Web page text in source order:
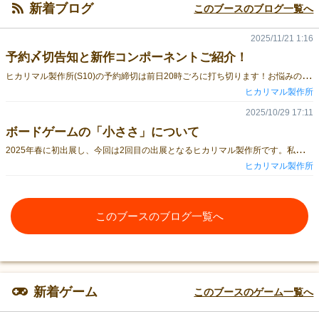
新着ブログ このブースのブログ一覧へ
予約〆切告知と新作コンポーネントご紹介！
ヒ
カリマル製作所(S10)の予約締切は前日20時ごろに打ち切ります！お悩みの方はお早めにご予約ください！https://docs.google.com/forms/d/e/1FAIpQLSciSoRV0vzAi-TCZ0NiGk3dxefQSllrzpOwK91iv_2_MQAqQQ/viewformまた、新作クロスギャラリーのコンポーネントを公開します！ゲーム等の詳細はゲームのページやXをご確認ください！この量が入って2000円、小箱！かなりお得な内容になっています！今回は前回即完売のアートコレクター、クロスギャラリーに加えて本格的な展示のようなガチのパンフレット、ポストカード、チケットが入った謎解きも出します！ぜひ当日足を運んでいただけると嬉しいです！
2025/11/21 1:16
ヒカリマル製作所
ボードゲームの「小ささ」について
2
025年春に初出展し、今回は2回目の出展となるヒカリマル製作所です。私たちは「小さく、美しいゲームを。」を掲げて制作しています。小さいとは——物理的にサイズが小さいこと、内容に無駄がないこと、ルールがコンパクトで分かりやすいこと。美しいとは——箱やコンポーネントの見た目が整っていること、ルールとコンセプトが矛盾なく響き合うこと、思考が勝利へ論理的に接続すること。ヒカリマル製作所では、そう定義しています。この考え方は、尊敬するゲーム作家・スパ帝国さん（『ナショナルエコノミー』の西村裕さん）の「小さく完璧なゲーム」という理念から大きな影響を受けました。実作としての2タイトル——『アートコレクター』と『クロスギャラリー』——はいずれもこのコンセプトに沿って設計されています。どちらもポーカーサイズの小箱で、ポケットに収まり、箱内に無駄な空間はありません。ビジュアルはパブリックドメインの絵画を主役に据え、作品の美をできる限り損なわないよう、余計な装飾やノイズを排したデザインにしています。箱の大きさは販売価格に強く影響すると言われます。私自身もユーザーとしてボードゲームを購入する時には無意識に「このサイズ感では安いな」、「トランプ箱2000円は高いな」など箱で価格感を考えることは確かにあります。制作者コミュニティでも「単価を上げるために箱を一段、二段と大きくする」という話はよく耳にしますし、店舗販売などの際にも目立つという点で大箱が有利に働く局面もあるでしょう。ただ、冷静に考えると箱がデカいことのメリットは、ユーザーにほとんどありません。多くのゲームを所有するコアゲーマーほど収納に悩み、持ち運びにも制約が生まれ、ゲームマーケットからの持ち帰りですら負担になります。ゲムマでデカくて頑丈で安いトートバックを売ってくれるイエサブさんは神です。毎回お世話になっています。今回の新作、『クロスギャラリー』はコンポーネントが豪華なため「カードをフルサイズにして箱を二段階大きくすれば3,000円でもいける」といった助言を複数いただきました。確かに原価率的にも結構厳しいところはあり、箱のサイズを上げるだけ(原価への影響は少ない)で売値を1000円上げられれば大分助かるのですが、このゲームは気軽に遊んで欲しいゲームです。小さくて小箱で、パーティ系ではなく思考力が試されるリプレイ性が高い軽量級ゲームという今回の2作品に共通する世界観の実現のためにも2000円の小箱で収めました。ボドゲ会に行くとき、遊ぶかは未定でも「とりあえず持って行ける」サイズ感でパーティ系ではないゲームは私が1ユーザーとしても強く求めている属性です。※画像は試遊会でのモックにつき製品版とは細部が異なりますが、ハーフサイズカード36枚、ひまわりトークン28個、ついたて4個(+トークン配置カード)、スタピマーカー+イーゼル1セットです。※製品版ではカードが全てエンボス仕様になり、エンボス仕様の箱も付きます。実体としての大きさだけではなく、ルールやプレイ時間としてのコンパクトさも重視しています。20分程度の軽量級ゲームにおいて、トリテやゴーアウトが主流となっているのは根本として手番で行うことが「手札内のカードを選択して場に出すこと」というシングルアクションで完結していることと勝利条件が短時間向きであることが大きいと考えています。オークションゲームも本質的には「入札をするだけ」というシングルアクションに近いように一見見えますが、セットコレクションの方向に寄るにしても経済構築の方向に寄るにしてもプレイ時間が長期化しがちです。『アートコレクター』は、絵画を多く集めるか、お金を多く集めるかを競うブラフ・オークションですが、勝利条件はどちらかというとブラフゲームに寄せて、メカニクスにオークション要素を取り入れることでコンパクトにまとめました。セットコレクション要素も入れたかったのですが、得点という形でいれると煩雑化するため「特定の組み合わせで集めればラウンドではなくゲーム全体に勝利する」という要素で緊張感とシンプルさの両立をしています。また、手番内の選択もシンプルです。出品側は「どの手札を出品するか」と「3種類の画家のどれを宣言するか(本ゲームでは全て裏向きで出品し、出品時にどの作家の絵か宣言する)」を決めるだけ。落札側は「パスするか」「いくらで入札するか」を決めるだけ。要点を短く把握でき、初回から全体像が掴めます。『クロスギャラリー』は、より多くの絵画を集めるゲーム。絵画を多く並べたい、保有したい、テーマに調和する可愛いトークンを使いたいというどちらかというとゲーム中の「絵」が先行し、後から肉付けを行いました。絵画を多く獲得しようと思うと、単純に絵画獲得の機会を増やすか、1獲得機会あたりの獲得枚数を増やすかになりますが、「小さく、美しいゲームを。」というコンセプトに従うと絵画獲得機会の増加はゲーム時間の増加に繋がるため、1獲得機会あたりの獲得枚数を増やすという方向で現在の9枚の絵画を同時にオークションにかける形式になりました。そして、9枚の絵画全てに対して入札を行うよりも、それらを3×3マスに並べて行と列(6択)に対して選択を行う方がよりコンパクトかつバッティングの面白さを生むことが出来ます。そういう流れでマスではなく、ラインに対する入札を行うルールになりました。また、トークンの配置は一部は公開して情報を見せるが、メインは非公開で一斉に行うことによりアブストのような計算力ではなく、思惑を読むという体験に寄せることを実現しました。結果として、手番でやることは公開と非公開の2回に分けて、自分のトークン7個をタテ・ヨコ3列ずつ＝計6択のどこに置くかというシンプルなルールになりました。ヒカリマル製作所は「手番中のアクションはシンプルなほど良い」と考えています。深みは、システムの複雑化ではなくプレイヤー間のインタラクションで生む。これによりルールを膨らませなくても体験のパターンは増え、最も面白い変数である「人」をゲーム内の変数として機能させることができます。システムに対する選択のみが変数の場合にはシステムに対する熟練により熟練者と初心者との格差を広げがちですが、人の読み合いが軸であれば、初心者でもゲームシステムではなく相手の思考を読むことができれば逆転が起きやすくなります。長くなりましたが、以上のような考えで作ったのが『アートコレクター』と『クロスギャラリー』です。どちらも、「小さく、美しいゲームを。」という思想をそのまま形にした一箱です。手に取っていただければ嬉しいです。
2025/10/29 17:11
ヒカリマル製作所
このブースのブログ一覧へ
新着ゲーム このブースのゲーム一覧へ